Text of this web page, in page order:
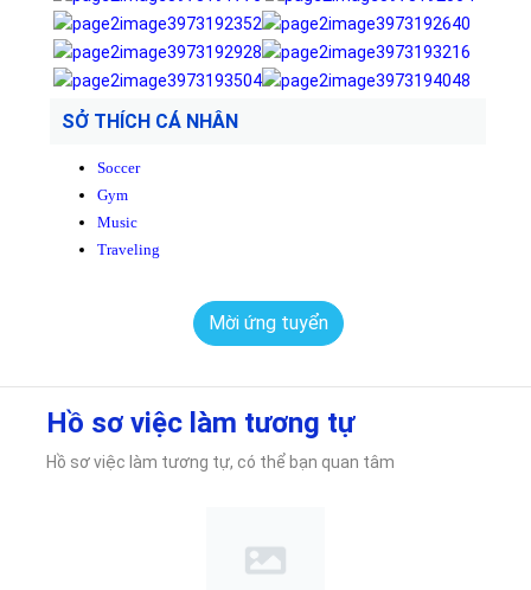
SỞ THÍCH CÁ NHÂN
Soccer
Gym
Music
Traveling
Mời ứng tuyển
Hồ sơ việc làm tương tự
Hồ sơ việc làm tương tự, có thể bạn quan tâm